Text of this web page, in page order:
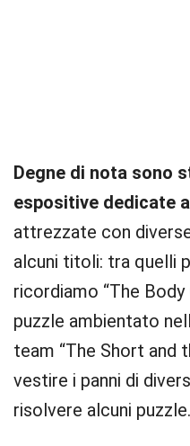
Degne di nota sono
espositive dedicate
attrezzate con
alcuni titoli: tra quelli
ricordiamo “The
puzzle ambientato
team “The Short and
vestire i panni di
risolvere alcuni puzzle.